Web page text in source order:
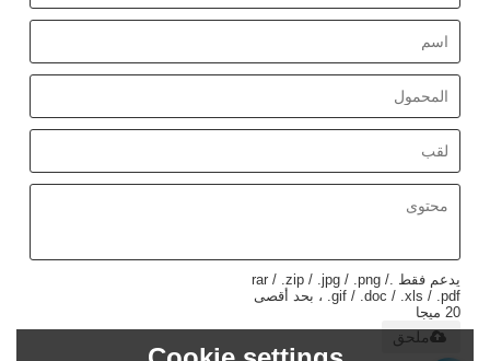
يدعم فقط .rar / .zip / .jpg / .png /
.gif / .doc / .xls / .pdf ، بحد أقصى
20 ميجا
ملحق